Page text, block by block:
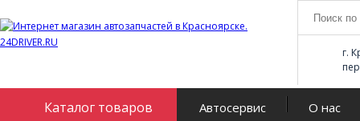
г.
Каталог товаров Автосервис О нас